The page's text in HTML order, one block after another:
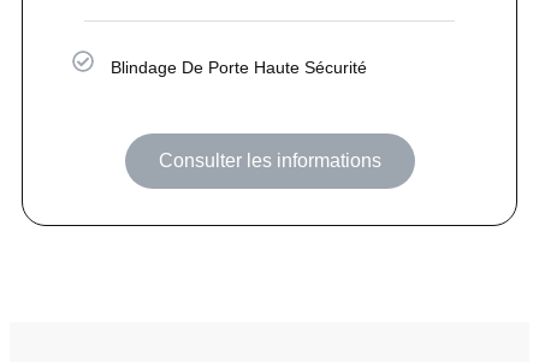
Blindage De Porte Haute Sécurité
Consulter les informations